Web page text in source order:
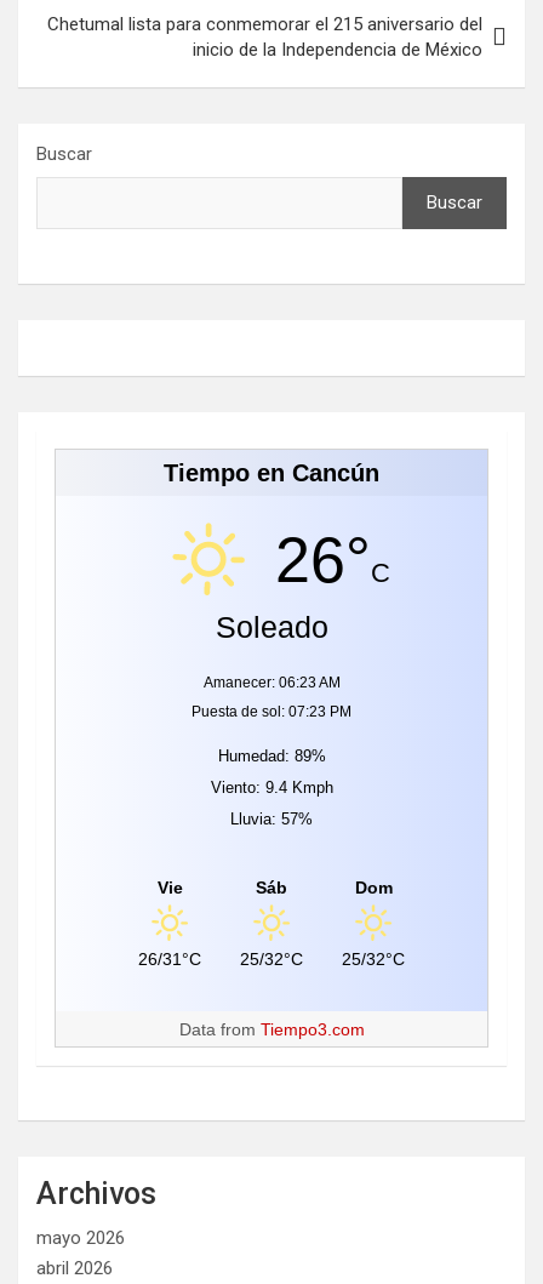
Chetumal lista para conmemorar el 215 aniversario del
inicio de la Independencia de México
Buscar
Buscar
Tiempo en Cancún
26°C
Soleado
Amanecer: 06:23 AM
Puesta de sol: 07:23 PM
Humedad: 89%
Viento: 9.4 Kmph
Lluvia: 57%
Vie
26/31°C
Sáb
25/32°C
Dom
25/32°C
Data from Tiempo3.com
Archivos
mayo 2026
abril 2026